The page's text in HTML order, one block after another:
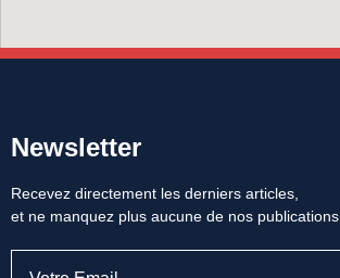
Newsletter
Recevez directement les derniers articles,
et ne manquez plus aucune de nos publications.